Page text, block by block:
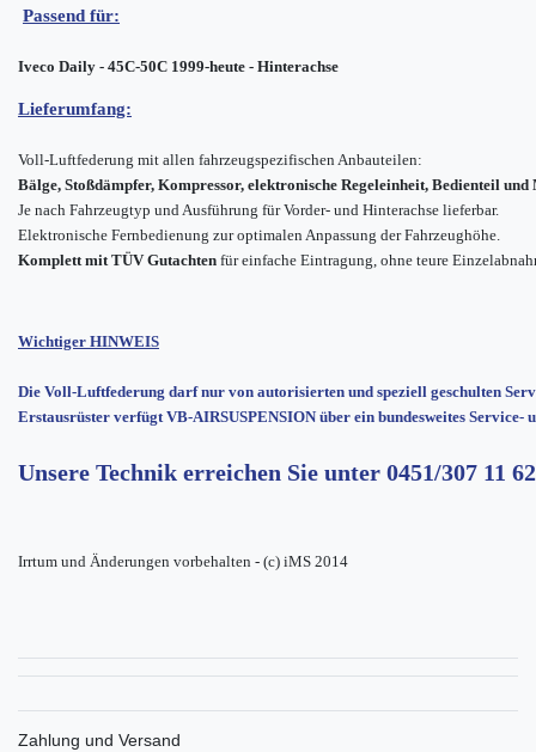
Passend für:
Iveco Daily - 45C-50C 1999-heute - Hinterachse
Lieferumfang:
Voll-Luftfederung mit allen fahrzeugspezifischen Anbauteilen:
Bälge, Stoßdämpfer, Kompressor, elektronische Regeleinheit, Bedienteil und
Je nach Fahrzeugtyp und Ausführung für Vorder- und Hinterachse lieferbar.
Elektronische Fernbedienung zur optimalen Anpassung der Fahrzeughöhe.
Komplett mit TÜV Gutachten für einfache Eintragung, ohne teure
Wichtiger HINWEIS
Die Voll-Luftfederung darf nur von autorisierten und speziell geschulten
Erstausrüster verfügt VB-AIRSUSPENSION über ein bundesweites Service-
Unsere Technik erreichen Sie unter 0451/307 11 62
Irrtum und Änderungen vorbehalten - (c) iMS 2014
Zahlung und Versand